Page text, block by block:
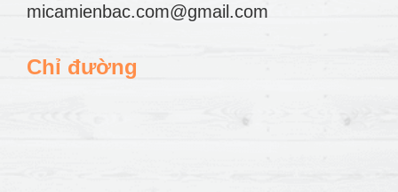
micamienbac.com@gmail.com
Chỉ đường